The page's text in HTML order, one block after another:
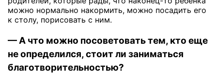
можно нормально накормить, можно посадить его
к столу, порисовать с ним.
— А что можно посоветовать тем, кто еще
не определился, стоит ли заниматься
благотворительностью?